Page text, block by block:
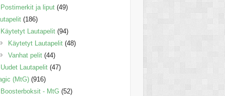
Postimerkit ja liput (49)
(186)
Käytetyt Lautapelit (94)
Käytetyt Lautapelit (48)
Vanhat pelit (44)
Uudet Lautapelit (47)
(MtG) (916)
Boosterboksit - MtG (52)